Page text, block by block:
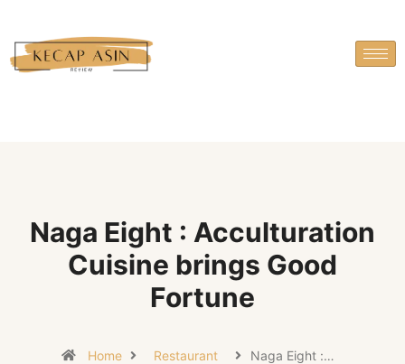
Naga Eight : Acculturation
Cuisine brings Good
Fortune
Home Restaurant Naga Eight :…